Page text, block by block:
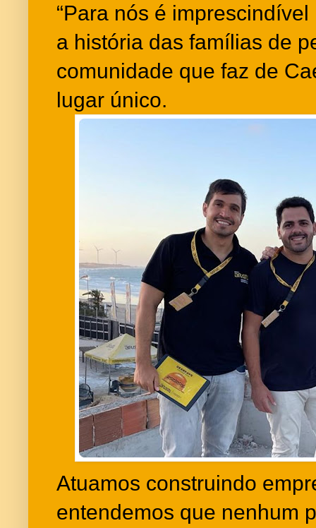
“Para nós é
a história das famílias de
comunidade que faz de
lugar único.
Atuamos construindo
entendemos que nenhum